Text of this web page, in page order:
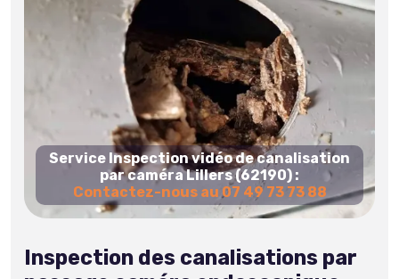
Service Inspection vidéo de canalisation
par caméra Lillers (62190) :
Contactez-nous au 07 49 73 73 88
Inspection des canalisations par